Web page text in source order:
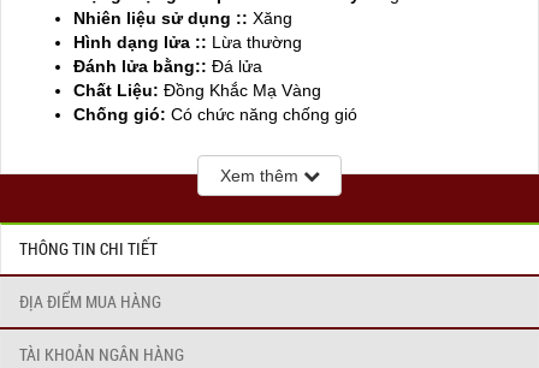
Nhiên liệu sử dụng :: Xăng
Hình dạng lửa :: Lừa thường
Đánh lửa bằng:: Đá lửa
Chất Liệu: Đồng Khắc Mạ Vàng
Chống gió: Có chức năng chống gió
Xem thêm
THÔNG TIN CHI TIẾT
ĐỊA ĐIỂM MUA HÀNG
TÀI KHOẢN NGÂN HÀNG